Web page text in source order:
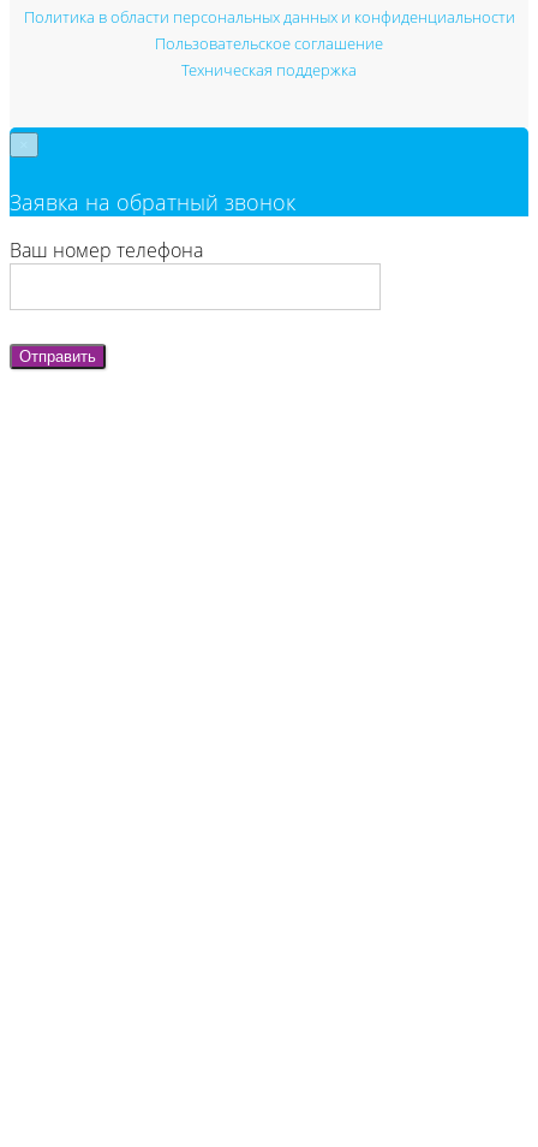
Политика в области персональных данных и конфиденциальности
Пользовательское соглашение
Техническая поддержка
Заявка на обратный звонок
Ваш номер телефона
Отправить